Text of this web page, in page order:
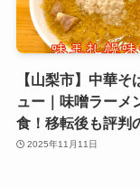
【山梨市】中華そ
ュー｜味噌ラーメ
食！移転後も評判
2025年11月11日